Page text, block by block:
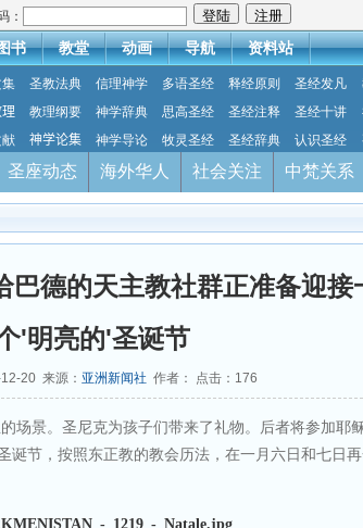
：
书 教堂 动画 导航 资料站
圣教法典 信理神学 多语圣经 释经原则 圣经发凡
教理纲要 神学辞典 思高圣经 圣经注释 圣经十讲
神学论集 神学导论 牧灵圣经 圣经辞典 认识圣经
圣座动态 海外华人 社会关注 中梵关系
巴德的天主教社群正准备迎接
'明亮的'圣诞节
20 来源： 亚洲新闻社 作者： 点击： 176
场景。圣尼克为孩子们带来了礼物。后者将参加耶
诞节，按照东正教的教会历法，在一月六日和七日